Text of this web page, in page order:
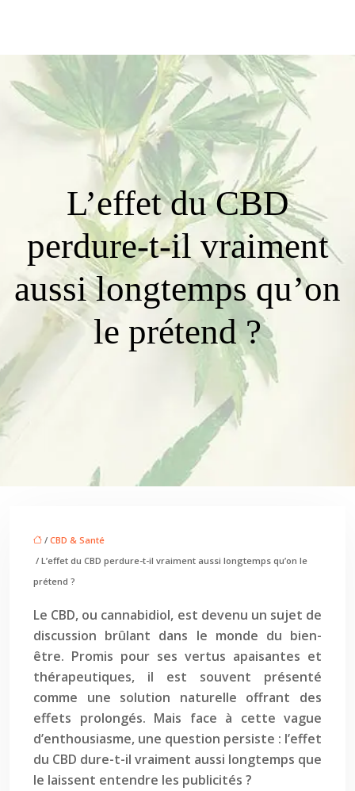
L’effet du CBD
perdure-t-il vraiment
aussi longtemps qu’on
le prétend ?
/ CBD & Santé
/ L’effet du CBD perdure-t-il vraiment aussi longtemps qu’on le
prétend ?
Le CBD, ou cannabidiol, est devenu un sujet de
discussion brûlant dans le monde du bien-
être. Promis pour ses vertus apaisantes et
thérapeutiques, il est souvent présenté
comme une solution naturelle offrant des
effets prolongés. Mais face à cette vague
d’enthousiasme, une question persiste : l’effet
du CBD dure-t-il vraiment aussi longtemps que
le laissent entendre les publicités ?